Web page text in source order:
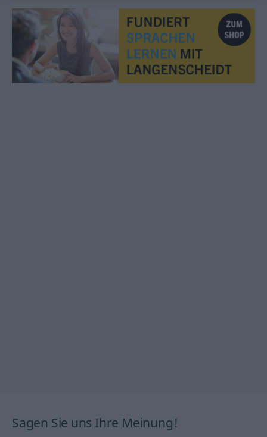
Sagen Sie uns Ihre Meinung!